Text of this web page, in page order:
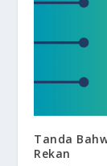
Tanda
Rekan